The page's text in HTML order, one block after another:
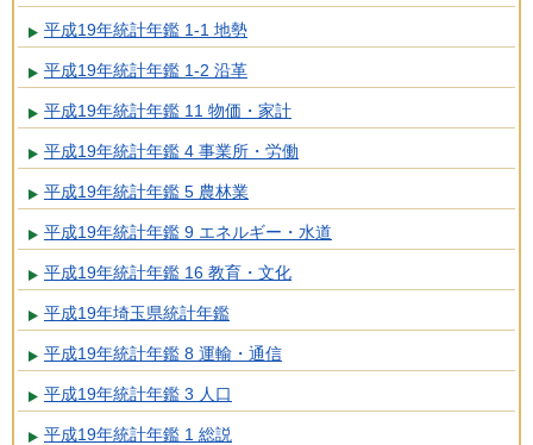
平成19年統計年鑑 1-1 地勢
平成19年統計年鑑 1-2 沿革
平成19年統計年鑑 11 物価・家計
平成19年統計年鑑 4 事業所・労働
平成19年統計年鑑 5 農林業
平成19年統計年鑑 9 エネルギー・水道
平成19年統計年鑑 16 教育・文化
平成19年埼玉県統計年鑑
平成19年統計年鑑 8 運輸・通信
平成19年統計年鑑 3 人口
平成19年統計年鑑 1 総説